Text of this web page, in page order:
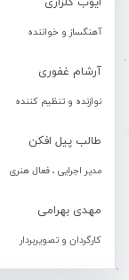
آهنگساز و خواننده
آرشام غفوری
نوازنده و تنظیم کننده
طالب پیل افکن
مدیر اجرایی ، فعال هنری
مهدی بهرامی
کارگردان و تصویربردار